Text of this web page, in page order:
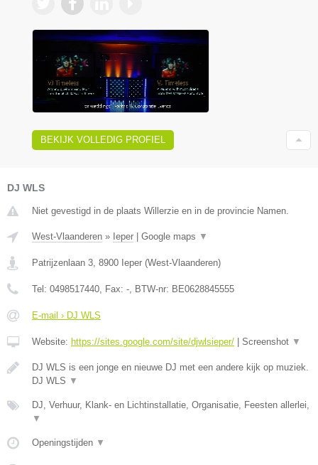
BEKIJK VOLLEDIG PROFIEL
DJ WLS
Niet gevestigd in de plaats Willerzie en in de provincie Namen.
West-Vlaanderen » Ieper | Google maps ▼
Patrijzenlaan 3 8900 Ieper (West-Vlaanderen)
Tel: 0498517440 , Fax: - , BTW-nr: BE0628845555
E-mail › DJ WLS
Website: https://sites.google.com/site/djwlsieper/ | Screenshot ▼
DJ WLS is een jonge en nieuwe DJ met een andere kijk op muziek.
DJ WLS ▼
DJ, Verhuur, Klank- en Lichtinstallatie, Organisatie, Feesten allerlei,
▼
Openingstijden ▼